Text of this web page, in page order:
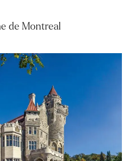
de Montreal